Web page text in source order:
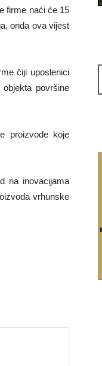
firme naći će 15
onda ova vijest
čiji uposlenici
površine
proizvode koje
na inovacijama
vrhunske